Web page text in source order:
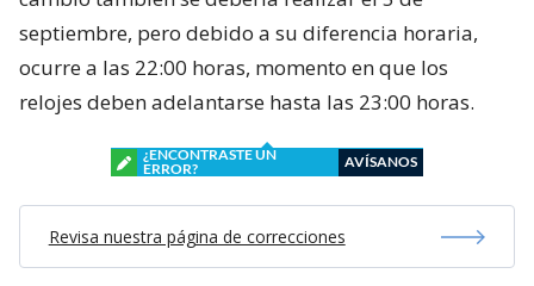
septiembre, pero debido a su diferencia horaria,
ocurre a las 22:00 horas, momento en que los
relojes deben adelantarse hasta las 23:00 horas.
¿ENCONTRASTE UN
ERROR?
AVÍSANOS
Revisa nuestra página de correcciones